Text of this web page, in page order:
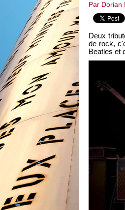
Par Dorian
Deux
de rock,
Beatles et